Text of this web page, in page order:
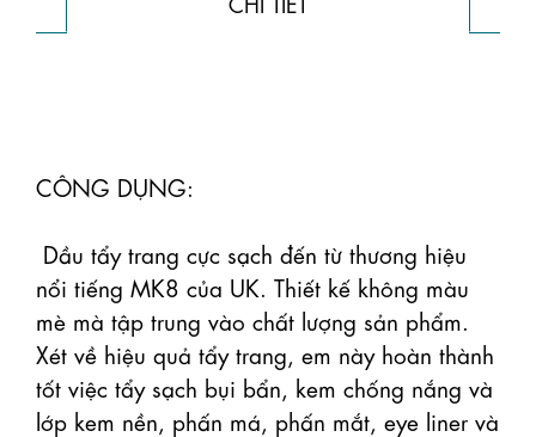
CÔNG DỤNG:
nổi tiếng MK8 của UK. Thiết kế không màu
mè mà tập trung vào chất lượng sản phẩm.
Xét về hiệu quả tẩy trang, em này hoàn thành
tốt việc tẩy sạch bụi bẩn, kem chống nắng và
lớp kem nền, phấn má, phấn mắt, eye liner và